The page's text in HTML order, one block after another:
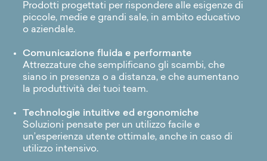
Prodotti progettati per rispondere alle esigenze di
piccole, medie e grandi sale, in ambito educativo
o aziendale.
Comunicazione fluida e performante
Attrezzature che semplificano gli scambi, che
siano in presenza o a distanza, e che aumentano
la produttività dei tuoi team.
Technologie intuitive ed ergonomiche
Soluzioni pensate per un utilizzo facile e
un’esperienza utente ottimale, anche in caso di
utilizzo intensivo.